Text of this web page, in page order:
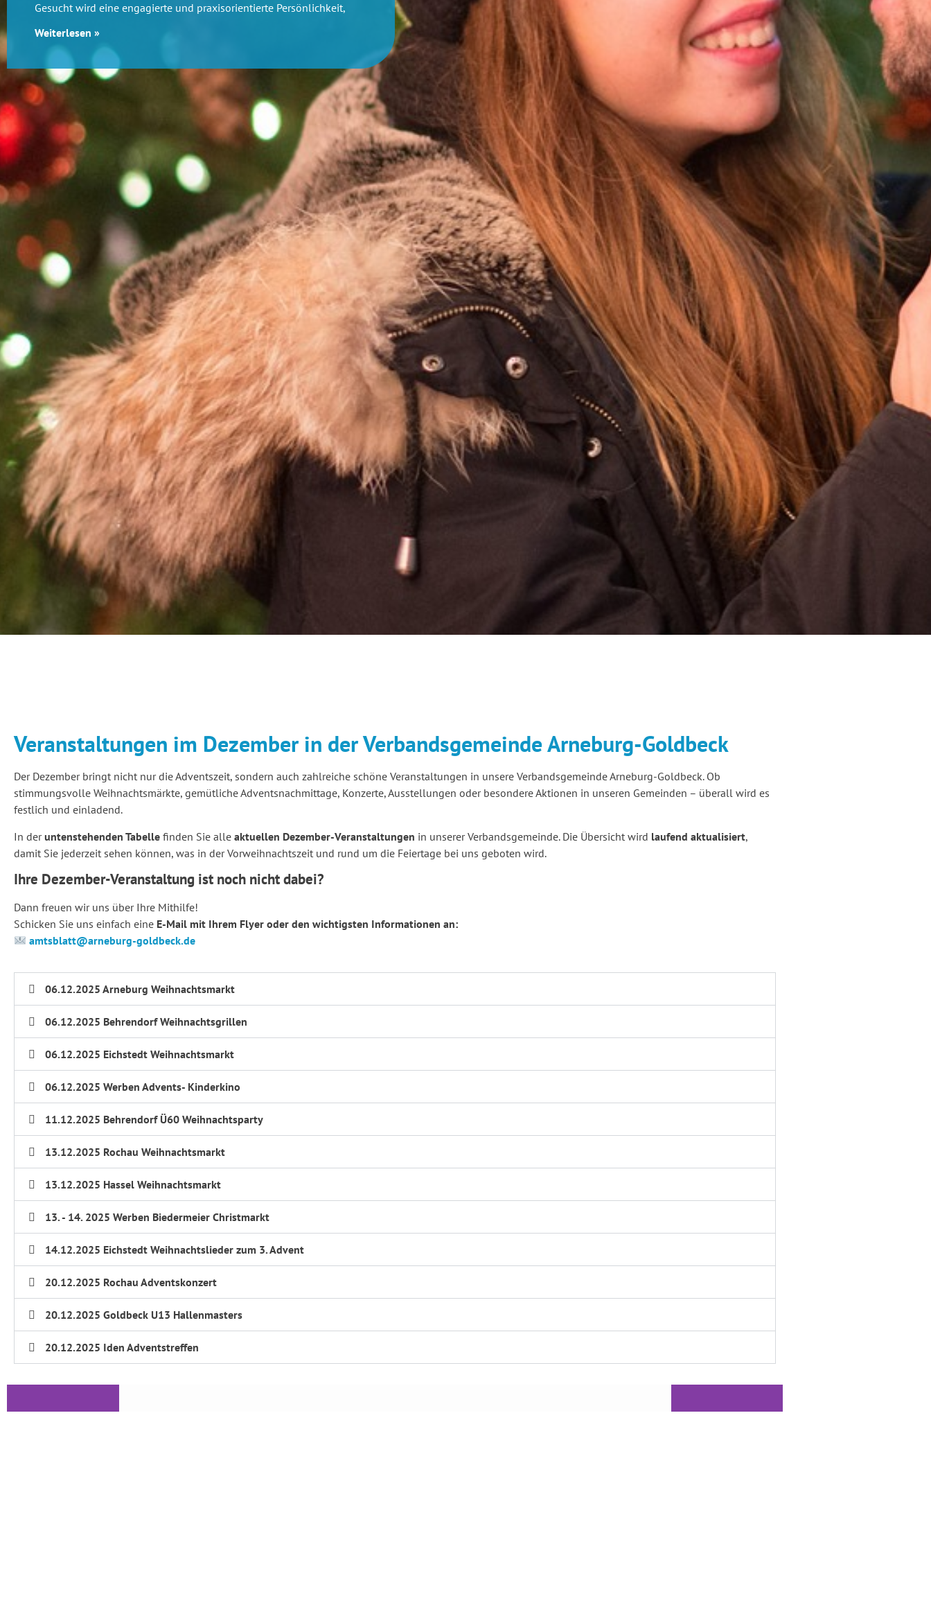
Gesucht wird eine engagierte und praxisorientierte Persönlichkeit,
Weiterlesen »
Veranstaltungen im Dezember in der Verbandsgemeinde Arneburg-Goldbeck
Der Dezember bringt nicht nur die Adventszeit, sondern auch zahlreiche schöne Veranstaltungen in unsere Verbandsgemeinde Arneburg-Goldbeck. Ob
stimmungsvolle Weihnachtsmärkte, gemütliche Adventsnachmittage, Konzerte, Ausstellungen oder besondere Aktionen in unseren Gemeinden – überall wird es
festlich und einladend.
In deruntenstehenden Tabelle finden Sie alle aktuellen Dezember-Veranstaltungen in unserer Verbandsgemeinde. Die Übersicht wird laufend aktualisiert,
damit Sie jederzeit sehen können, was in der Vorweihnachtszeit und rund um die Feiertage bei uns geboten wird.
Ihre Dezember-Veranstaltung ist noch nicht dabei?
Dann freuen wir uns über Ihre Mithilfe!
Schicken Sie uns einfach eine E-Mail mit Ihrem Flyer oder den wichtigsten Informationen an:
amtsblatt@arneburg-goldbeck.de
06.12.2025 Arneburg Weihnachtsmarkt
06.12.2025 Behrendorf Weihnachtsgrillen
06.12.2025 Eichstedt Weihnachtsmarkt
06.12.2025 Werben Advents- Kinderkino
11.12.2025 Behrendorf Ü60 Weihnachtsparty
13.12.2025 Rochau Weihnachtsmarkt
13.12.2025 Hassel Weihnachtsmarkt
13. - 14. 2025 Werben Biedermeier Christmarkt
14.12.2025 Eichstedt Weihnachtslieder zum 3. Advent
20.12.2025 Rochau Adventskonzert
20.12.2025 Goldbeck U13 Hallenmasters
20.12.2025 Iden Adventstreffen